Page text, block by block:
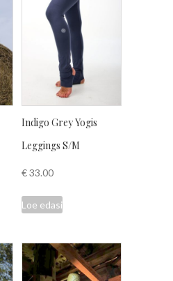
Indigo Grey Yogis
Leggings S/M
€33.00
Loe edasi